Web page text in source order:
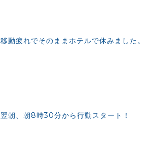
移動疲れでそのままホテルで休みました。
翌朝、朝8時30分から行動スタート！